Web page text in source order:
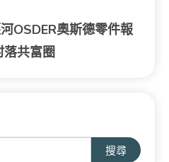
OSDER奧斯德零件報
共富圈
搜尋